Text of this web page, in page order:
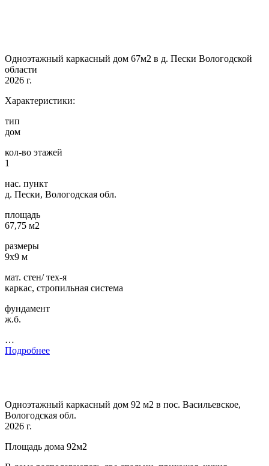
Одноэтажный каркасный дом 67м2 в д. Пески Вологодской
области
2026 г.
Характеристики:
тип
дом
кол-во этажей
1
нас. пункт
д. Пески, Вологодская обл.
площадь
67,75 м2
размеры
9х9 м
мат. стен/ тех-я
каркас, стропильная система
фундамент
ж.б.
…
Подробнее
Одноэтажный каркасный дом 92 м2 в пос. Васильевское,
Вологодская обл.
2026 г.
Площадь дома 92м2